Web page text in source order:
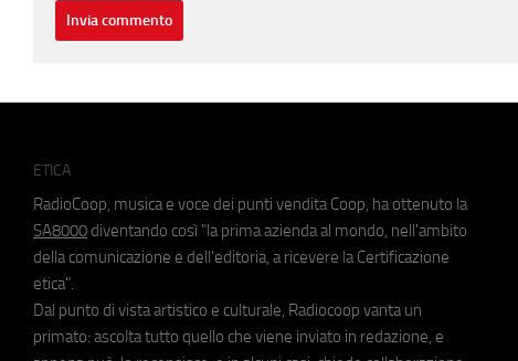
ETICA
RadioCoop, musica e voce dei punti vendita Coop, ha ottenuto la
SA8000 diventando così "la prima azienda al mondo, nell'ambito
della comunicazione e dell'editoria, a ricevere la Certificazione
etica".
Dal punto di vista artistico e culturale, Radiocoop vanta un
primato: ascolta tutto quello che viene inviato in redazione, e